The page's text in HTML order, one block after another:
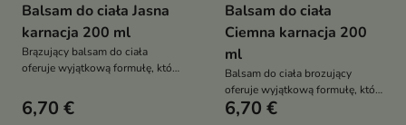
Balsam do ciała Jasna
karnacja 200 ml
Brązujący balsam do ciała
oferuje wyjątkową formułę, która
długotrwałego efektu
opalenizny
6,70 €
Balsam do ciała
Ciemna karnacja 200
ml
Balsam do ciała brozujący
oferuje wyjątkową formułę, która
pozwala na uzyskanie
6,70 €